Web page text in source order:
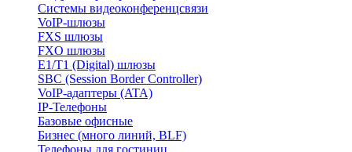
Системы видеоконференцсвязи
VoIP-шлюзы
FXS шлюзы
FXO шлюзы
E1/T1 (Digital) шлюзы
SBC (Session Border Controller)
VoIP-адаптеры (ATA)
IP-Телефоны
Базовые офисные
Бизнес (много линий, BLF)
Телефоны для гостиниц